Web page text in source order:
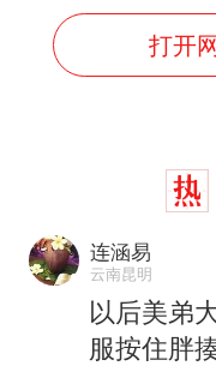
打开
连涵易
云南昆明
以后美弟
服按住胖